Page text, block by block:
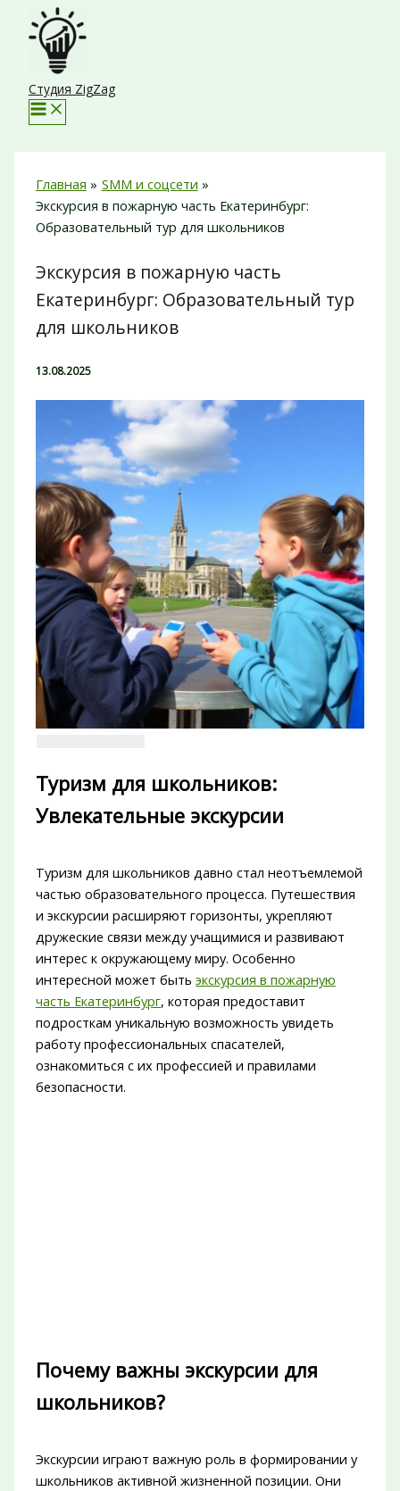
Перейти
содержимому
Студия ZigZag
Главная
SMM и соцсети
Экскурсия в пожарную часть Екатеринбург:
Образовательный тур для школьников
Экскурсия в пожарную часть
Екатеринбург: Образовательный тур
для школьников
13.08.2025
Туризм для школьников:
Увлекательные экскурсии
Туризм для школьников давно стал неотъемлемой
частью образовательного процесса. Путешествия
и экскурсии расширяют горизонты, укрепляют
дружеские связи между учащимися и развивают
интерес к окружающему миру. Особенно
интересной может быть экскурсия в пожарную
часть Екатеринбург, которая предоставит
подросткам уникальную возможность увидеть
работу профессиональных спасателей,
ознакомиться с их профессией и правилами
безопасности.
Почему важны экскурсии для
школьников?
Экскурсии играют важную роль в формировании у
школьников активной жизненной позиции. Они